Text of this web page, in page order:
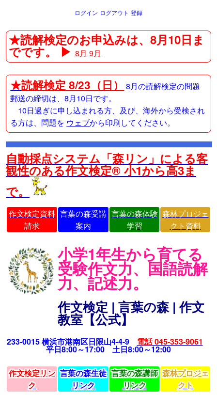
ログイン ログアウト 登録
★読解検定のお申込みは、8月10日ま
でです。 ▶8月 9月
★読解検定 8/23（日）
8月の読解検定の問題
郵送の締切は、8月10日です。
10日過ぎに申し込まれる方、及び、海外から受検され
る方は、問題を ウェブから印刷してください。
自動採点システム「森リン」による客
観性のある作文検定® 小1から高3ま
で。
作文検定資料
請求
言葉の森受講
案内
言葉の森体験
学習
森林プロジェ
クト資料
小学1年生から育てる
受験作文力、国語読解
力、記述力。
作文検定 | 言葉の森 | 作文
教室【公式】
233-0015 横浜市港南区日限山4-4-9 電話 045-353-9061
平日8:00～17:00 土日8:00～12:00
作文検定リン
ク
言葉の森生徒
リンク
言葉の森講師
リンク
森林プロジェ
クト